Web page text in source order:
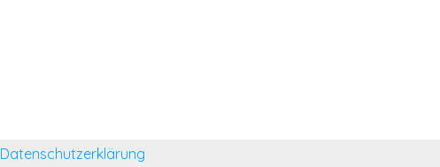
Datenschutzerklärung